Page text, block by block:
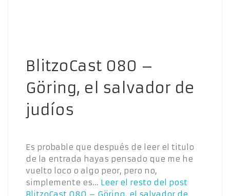
BlitzoCast 080 –
Göring, el salvador de
judíos
Es probable que después de leer el titulo
de la entrada hayas pensado que me he
vuelto loco o algo peor, pero no,
simplemente es… Leer el resto del post
BlitzoCast 080 – Göring, el salvador de